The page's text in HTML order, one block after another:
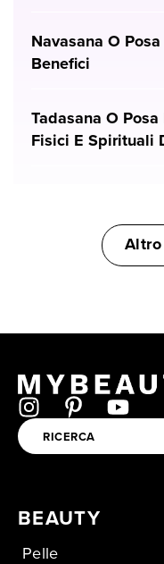
Navasana O
Benefici
Tadasana O
Fisici E Spirituali
BEAUTY
Pelle